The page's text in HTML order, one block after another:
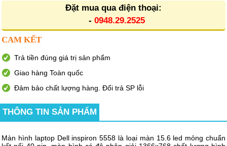
Đặt mua qua điện thoại:
- 0948.29.2525
CAM KẾT
Trả tiền đúng giá trị sản phẩm
Giao hàng Toàn quốc
Đảm bảo chất lượng hàng. Đổi trả SP lỗi
THÔNG TIN SẢN PHẨM
Màn hình laptop Dell inspiron 5558 là loại màn 15.6 led mỏng chuẩn